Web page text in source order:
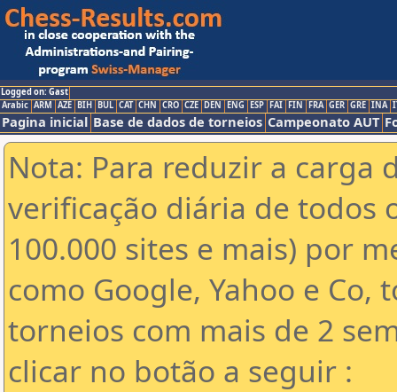
Logged on: Gast
Arabic ARM AZE BIH BUL CAT CHN CRO CZE DEN ENG ESP FAI FIN FRA GER GRE INA
Pagina inicial Base de dados de torneios Campeonato AUT
Nota: Para reduzir a carga
verificação diária de todos
100.000 sites e mais) por
como Google, Yahoo e Co,
torneios com mais de 2
clicar no botão a seguir :